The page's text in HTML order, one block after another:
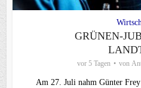
GRÜNEN-
vor 5 Tagen von
Am 27. Juli nahm Günter Frey